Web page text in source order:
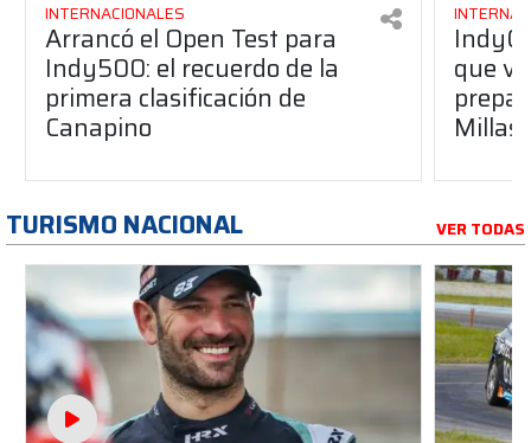
INTERNACIONALES
Arrancó el Open Test para
Indy500: el recuerdo de la
primera clasificación de
Canapino
que
Millas
TURISMO NACIONAL VER TODAS